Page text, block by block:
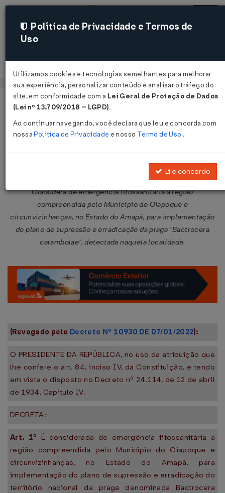
Acessar
Página Inicial Legislações
Decreto Nº 2226 DE 19/05/1997
Publicado no DOU em 20 mai 1997
Considera de emergência fitossanitária a região
compreendida pelo Município do Oiapoque e
circunvizinhanças, no Estado do Amapá, para implementação
do plano de supressão e erradicação da praga "Bactrocera
carambolae", detectada naquela localidade.
(Revogado pelo Decreto Nº 10930 DE 07/01/2022):
O PRESIDENTE DA REPÚBLICA, no uso da atribuição que
lhe confere o art. 84, inciso IV, da Constituição, e tendo
em vista o disposto no Decreto nº 24.114, de 12 de abril
de 1934, Capítulo IV,
DECRETA:
Art. 1º É considerada de emergência fitossanitária a
região compreendida pelo Município do Oiapoque e
circunvizinhanças, no Estado do Amapá, para
implementação do plano de supressão e erradicação do
território nacional da praga denominada Bactrocera
Política de Privacidade e Termos de
Uso
Utilizamos cookies e tecnologias semelhantes para melhorar
sua experiência, personalizar conteúdo e analisar o tráfego do
site, em conformidade com a Lei Geral de Proteção de Dados
(Lei nº 13.709/2018 – LGPD).
Ao continuar navegando, você declara que leu e concorda com
nossaPolítica de Privacidade e nosso Termo de Uso .
Li e concordo